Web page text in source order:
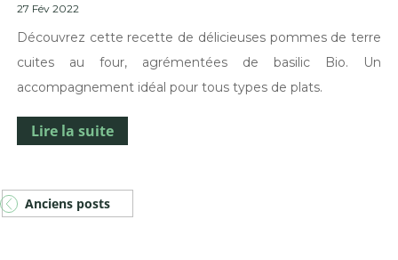
27 Fév 2022
Découvrez cette recette de délicieuses pommes de terre
cuites au four, agrémentées de basilic Bio. Un
accompagnement idéal pour tous types de plats.
Lire la suite
Anciens posts